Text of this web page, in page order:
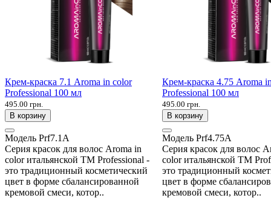
Крем-краска 7.1 Aroma in color
Professional 100 мл
495.00 грн.
В корзину
Модель Prf7.1A
Серия красок для волос Aroma in
color итальянской ТМ Professional -
это традиционный косметический
цвет в форме сбалансированной
кремовой смеси, котор..
Крем-краска 4.75 Aroma
Professional 100 мл
495.00 грн.
В корзину
Модель Prf4.75A
Серия красок для волос
color итальянской ТМ
это традиционный
цвет в форме
кремовой смеси, котор..